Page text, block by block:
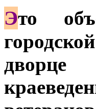
Это
дворце